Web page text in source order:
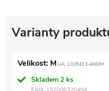
Velikost: M UA_1326413-400/M
Skladem 2 ks